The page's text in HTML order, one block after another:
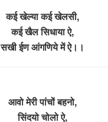
कई खेल्या कई खेलसी,
कई खैल सिधाया ऐ,
सखी ईण आंगणिये में ऐ।।
आवो मेरी पांचों बहनो,
सिंदयो चोलो ऐ,